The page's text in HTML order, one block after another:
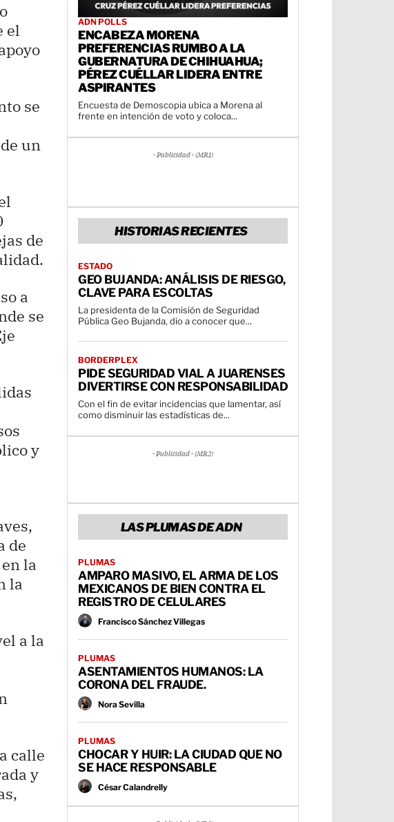
el
se
un
de
a
se
y
de
la
la
a la
calle
y
ADN POLLS
ENCABEZA MORENA
PREFERENCIAS RUMBO A LA
GUBERNATURA DE CHIHUAHUA;
PÉREZ CUÉLLAR LIDERA ENTRE
ASPIRANTES
Encuesta de Demoscopia ubica a Morena al
frente en intención de voto y coloca...
- Publicidad - (MR1)
HISTORIAS RECIENTES
ESTADO
GEO BUJANDA: ANÁLISIS DE RIESGO,
CLAVE PARA ESCOLTAS
La presidenta de la Comisión de Seguridad
Pública Geo Bujanda, dio a conocer que...
BORDERPLEX
PIDE SEGURIDAD VIAL A JUARENSES
DIVERTIRSE CON RESPONSABILIDAD
Con el fin de evitar incidencias que lamentar, así
como disminuir las estadísticas de...
- Publicidad - (MR2)
LAS PLUMAS DE ADN
PLUMAS
AMPARO MASIVO, EL ARMA DE LOS
MEXICANOS DE BIEN CONTRA EL
REGISTRO DE CELULARES
Francisco Sánchez Villegas
PLUMAS
ASENTAMIENTOS HUMANOS: LA
CORONA DEL FRAUDE.
Nora Sevilla
PLUMAS
CHOCAR Y HUIR: LA CIUDAD QUE NO
SE HACE RESPONSABLE
César Calandrelly